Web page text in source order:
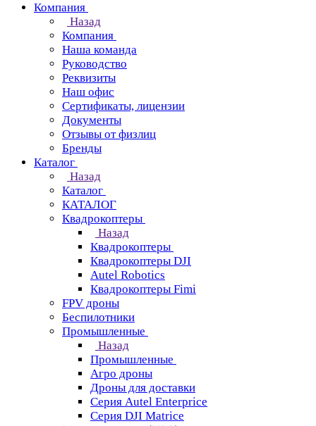
Компания
Назад
Компания
Наша команда
Руководство
Реквизиты
Наш офис
Сертификаты, лицензии
Документы
Отзывы от физлиц
Бренды
Каталог
Назад
Каталог
КАТАЛОГ
Квадрокоптеры
Назад
Квадрокоптеры
Квадрокоптеры DJI
Autel Robotics
Квадрокоптеры Fimi
FPV дроны
Беспилотники
Промышленные
Назад
Промышленные
Агро дроны
Дроны для доставки
Серия Autel Enterprice
Серия DJI Matrice